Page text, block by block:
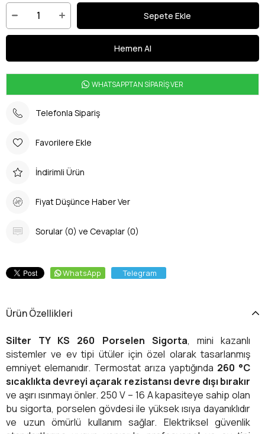
WHATSAPPTAN SİPARİŞ VER
Telefonla Sipariş
Favorilere Ekle
İndirimli Ürün
Fiyat Düşünce Haber Ver
Sorular (0) ve Cevaplar (0)
WhatsApp Telegram
Ürün Özellikleri
Silter TY KS 260 Porselen Sigorta, mini kazanlı
sistemler ve ev tipi ütüler için özel olarak tasarlanmış
emniyet elemanıdır. Termostat arıza yaptığında 260 °C
sıcaklıkta devreyi açarak rezistansı devre dışı bırakır
ve aşırı ısınmayı önler. 250 V – 16 A kapasiteye sahip olan
bu sigorta, porselen gövdesi ile yüksek ısıya dayanıklıdır
ve uzun ömürlü kullanım sağlar. Elektriksel güvenlik